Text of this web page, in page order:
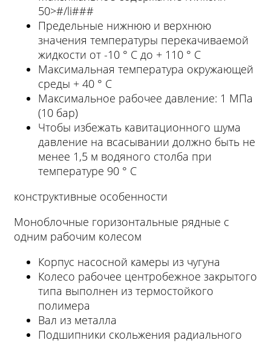
50>#/li###
Предельные нижнюю и верхнюю
значения температуры перекачиваемой
жидкости от -10 ° С до + 110 ° С
Максимальная температура окружающей
среды + 40 ° С
Максимальное рабочее давление: 1 МПа
(10 бар)
Чтобы избежать кавитационного шума
давление на всасывании должно быть не
менее 1,5 м водяного столба при
температуре 90 ° С
конструктивные особенности
Моноблочные горизонтальные рядные с
одним рабочим колесом
Корпус насосной камеры из чугуна
Колесо рабочее центробежное закрытого
типа выполнен из термостойкого
полимера
Вал из металла
Подшипники скольжения радиального